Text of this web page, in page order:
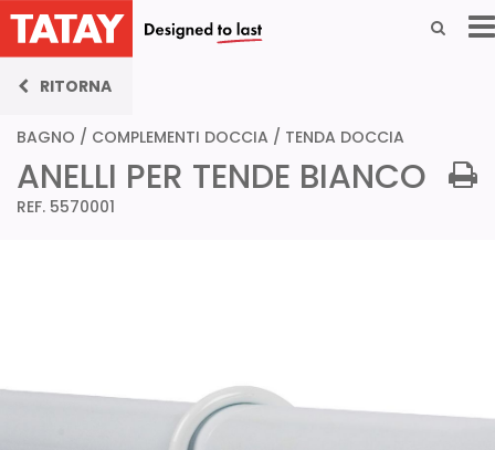
RITORNA
BAGNO / COMPLEMENTI DOCCIA / TENDA DOCCIA
ANELLI PER TENDE BIANCO
REF. 5570001